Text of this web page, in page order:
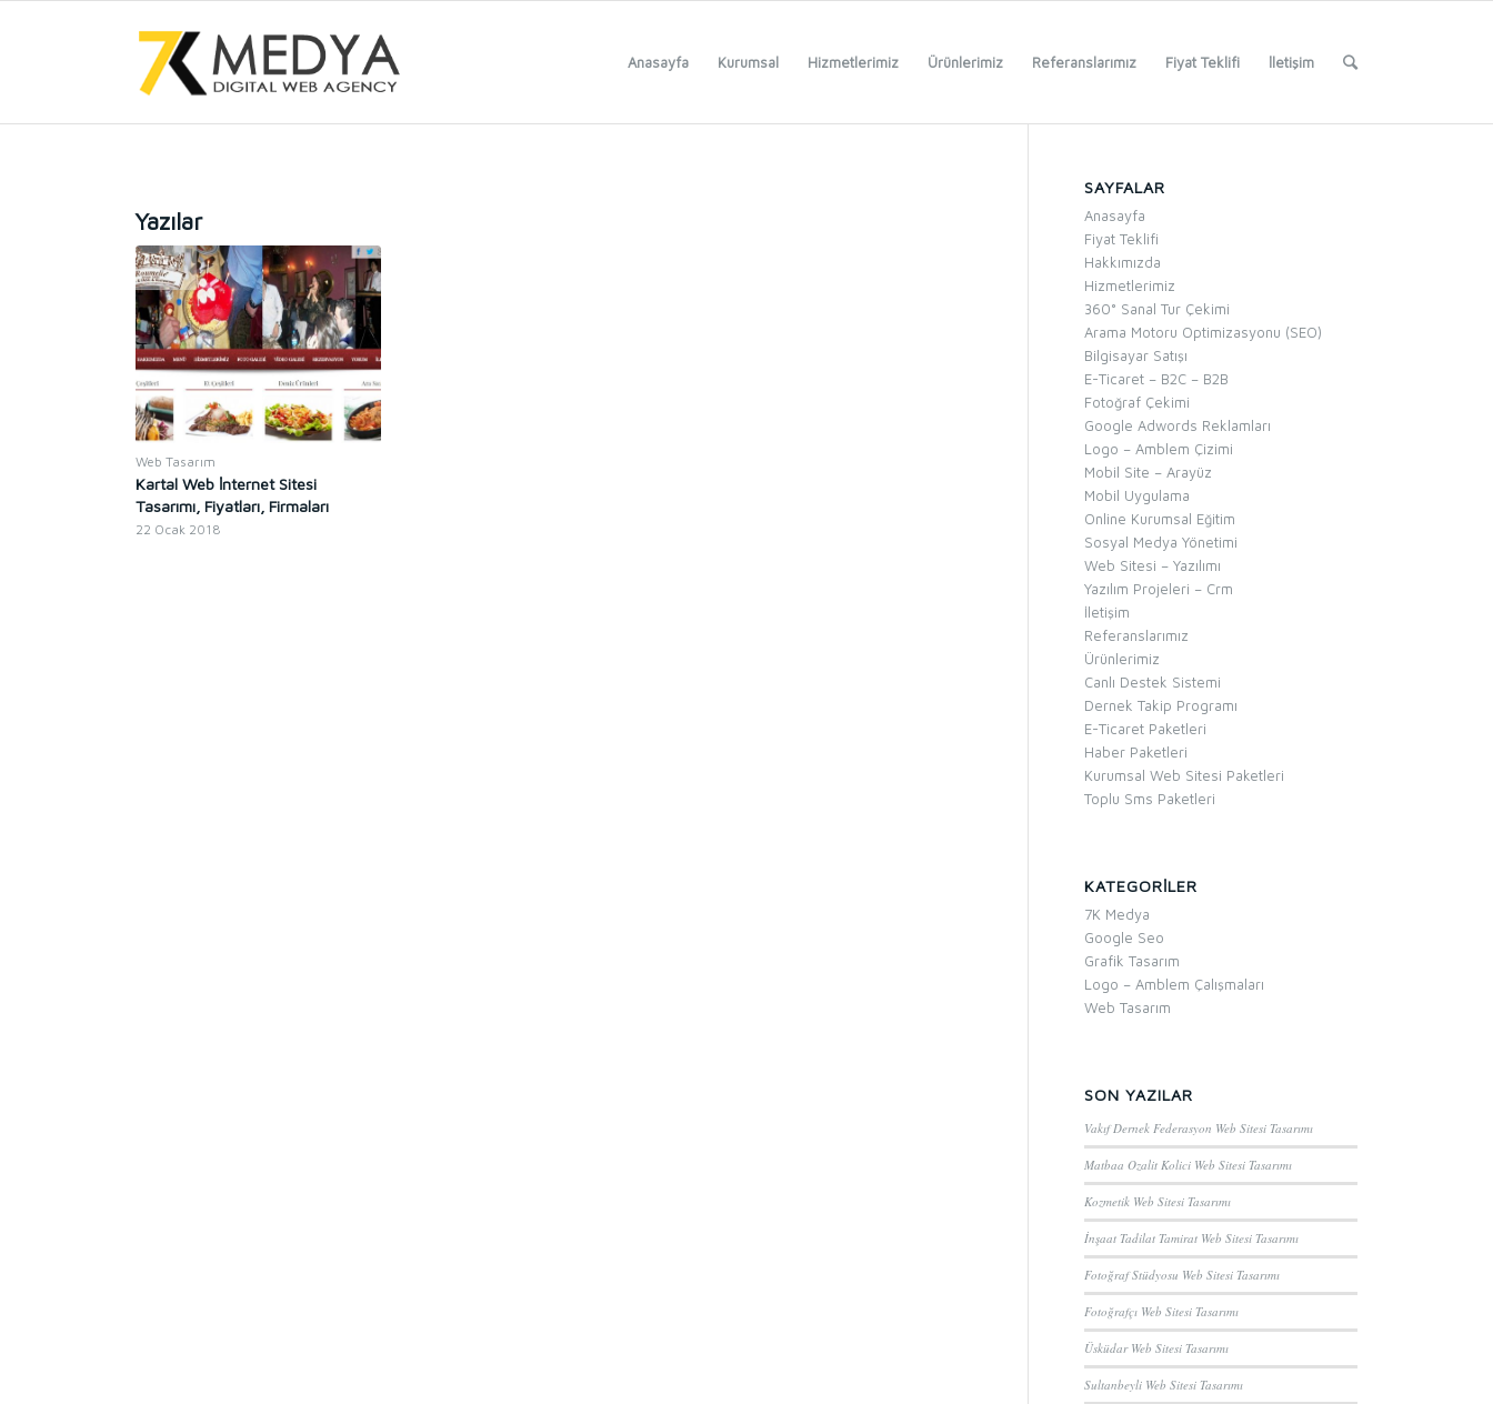
Anasayfa Kurumsal Hizmetlerimiz Ürünlerimiz Referanslarımız Fiyat Teklifi İletişim
Yazılar
Web Tasarım
Kartal Web İnternet Sitesi
Tasarımı, Fiyatları, Firmaları
22 Ocak 2018
SAYFALAR
Anasayfa
Fiyat Teklifi
Hakkımızda
Hizmetlerimiz
360° Sanal Tur Çekimi
Arama Motoru Optimizasyonu (SEO)
Bilgisayar Satışı
E-Ticaret – B2C – B2B
Fotoğraf Çekimi
Google Adwords Reklamları
Logo – Amblem Çizimi
Mobil Site – Arayüz
Mobil Uygulama
Online Kurumsal Eğitim
Sosyal Medya Yönetimi
Web Sitesi – Yazılımı
Yazılım Projeleri – Crm
İletişim
Referanslarımız
Ürünlerimiz
Canlı Destek Sistemi
Dernek Takip Programı
E-Ticaret Paketleri
Haber Paketleri
Kurumsal Web Sitesi Paketleri
Toplu Sms Paketleri
KATEGORILER
7K Medya
Google Seo
Grafik Tasarım
Logo – Amblem Çalışmaları
Web Tasarım
SON YAZILAR
Vakıf Dernek Federasyon Web Sitesi Tasarımı
Matbaa Ozalit Kolici Web Sitesi Tasarımı
Kozmetik Web Sitesi Tasarımı
İnşaat Tadilat Tamirat Web Sitesi Tasarımı
Fotoğraf Stüdyosu Web Sitesi Tasarımı
Fotoğrafçı Web Sitesi Tasarımı
Üsküdar Web Sitesi Tasarımı
Sultanbeyli Web Sitesi Tasarımı